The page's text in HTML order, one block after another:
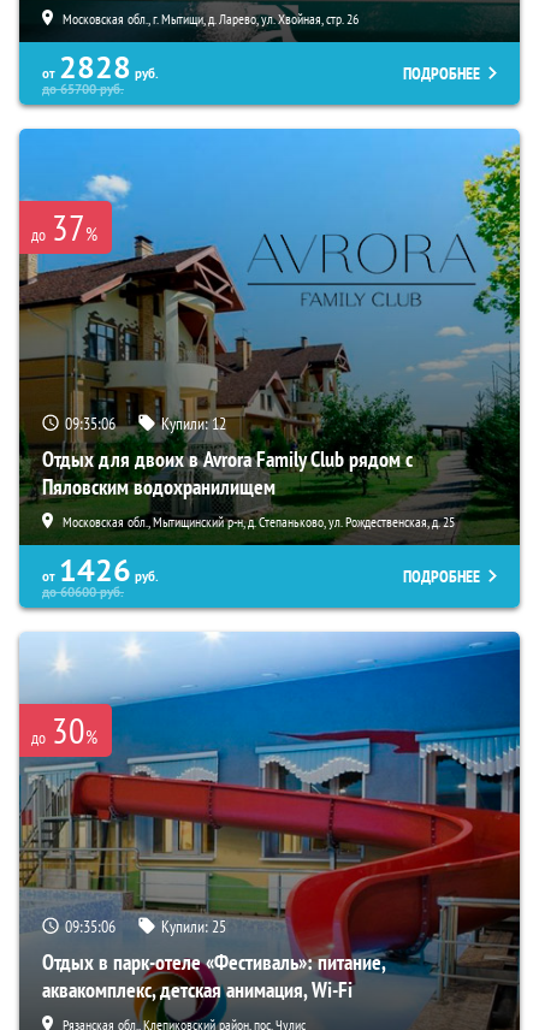
Московская обл., г. Мытищи, д. Ларево, ул. Хвойная, стр. 26
от 2828 руб.
до65700руб.
ПОДРОБНЕЕ
до 37%
09:35:05 Купили:12
Отдых для двоих в Avrora Family Club рядом с
Пяловским водохранилищем
Московская обл., Мытищинский р-н, д. Степаньково, ул. Рождественская, д. 25
от 1426 руб.
до60600руб.
ПОДРОБНЕЕ
до 30%
09:35:05 Купили:25
Отдых в парк-отеле «Фестиваль»: питание,
аквакомплекс, детская анимация, Wi-Fi
Рязанская обл., Клепиковский район, пос. Чулис